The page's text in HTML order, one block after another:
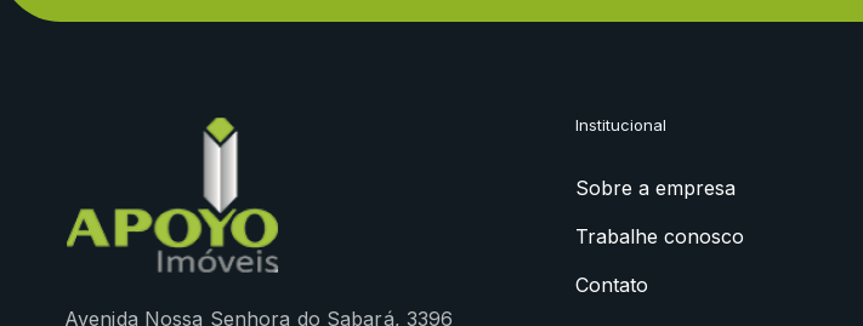
Avenida Nossa Senhora do Sabará, 3396
Institucional
Sobre a empresa
Trabalhe conosco
Contato